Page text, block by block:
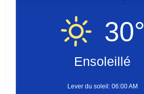
30°
Ensoleillé
Lever du soleil: 06:00 AM